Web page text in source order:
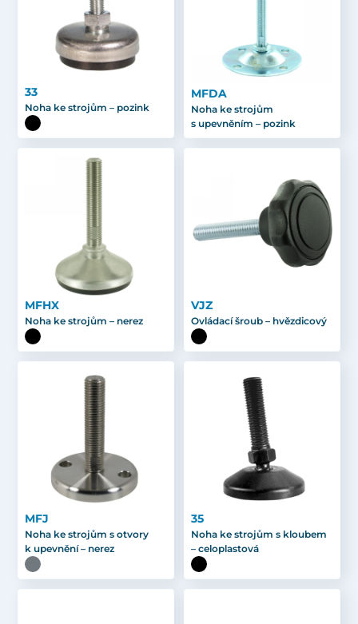
33
Noha ke strojům – pozink
MFDA
Noha ke strojům
s upevněním – pozink
MFHX
Noha ke strojům – nerez
VJZ
Ovládací šroub – hvězdicový
MFJ
Noha ke strojům s otvory
k upevnění – nerez
35
Noha ke strojům s kloubem
– celoplastová